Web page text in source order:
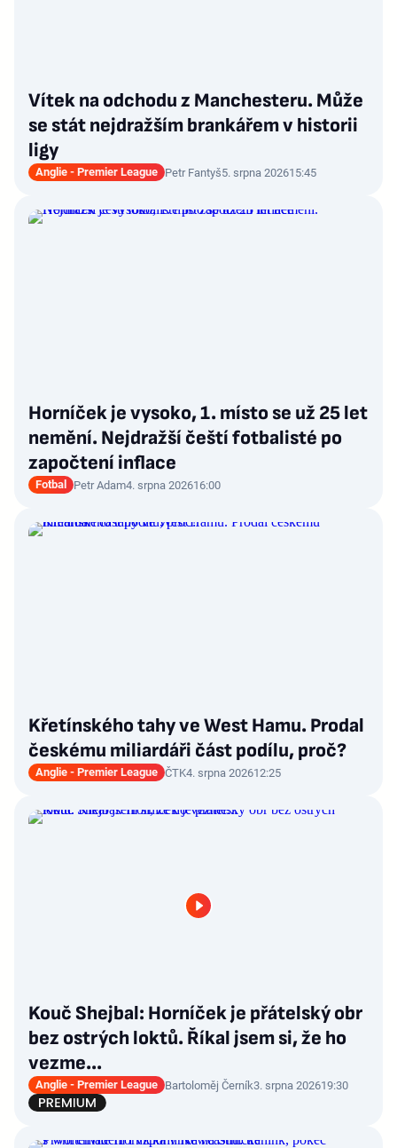
Vítek na odchodu z Manchesteru. Může
se stát nejdražším brankářem v historii
ligy
Anglie - Premier League Petr Fantyš5. srpna 202615:45
Horníček je vysoko, 1. místo se už 25 let
nemění. Nejdražší čeští fotbalisté po
započtení inflace
Fotbal Petr Adam4. srpna 202616:00
Křetínského tahy ve West Hamu. Prodal
českému miliardáři část podílu, proč?
Anglie - Premier League ČTK4. srpna 202612:25
Kouč Shejbal: Horníček je přátelský obr
bez ostrých loktů. Říkal jsem si, že ho
vezme...
Anglie - Premier League Bartoloměj Černík3. srpna 202619:30